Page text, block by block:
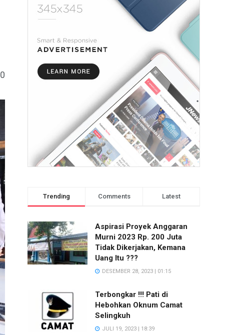
0
Trending Comments Latest
Aspirasi Proyek Anggaran
Murni 2023 Rp. 200 Juta
Tidak Dikerjakan, Kemana
Uang Itu ???
DESEMBER 28, 2023 | 01:15
Terbongkar !!! Pati di
Hebohkan Oknum Camat
Selingkuh
JULI 19, 2023 | 18:39